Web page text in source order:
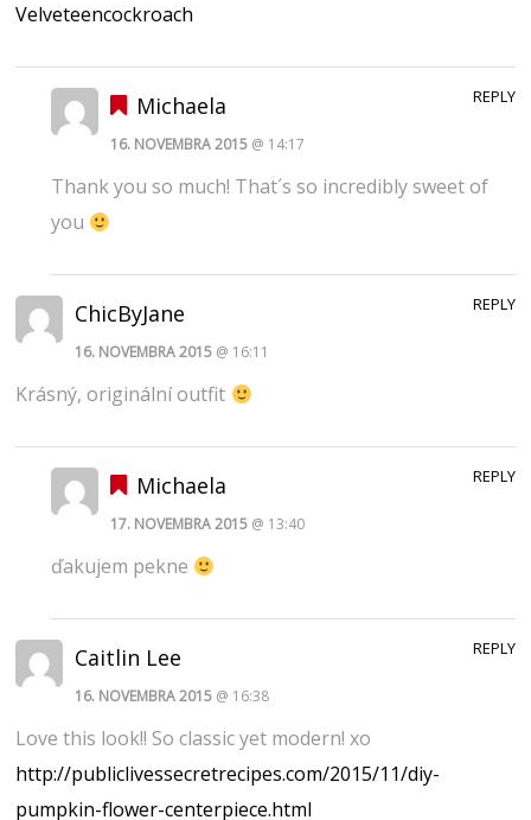
Velveteencockroach
Michaela
16. NOVEMBRA 2015@ 14:17
Thank you so much! That´s so incredibly sweet of
you
REPLY
ChicByJane
16. NOVEMBRA 2015 @ 16:11
Krásný, originální outfit
REPLY
Michaela
17. NOVEMBRA 2015@ 13:40
ďakujem pekne
REPLY
Caitlin Lee
16. NOVEMBRA 2015 @ 16:38
Love this look!! So classic yet modern! xo
http://publiclivessecretrecipes.com/2015/11/diy-
pumpkin-flower-centerpiece.html
REPLY